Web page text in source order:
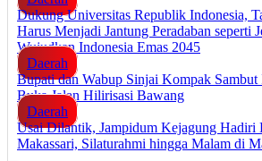
Dukung Universitas Republik Indonesia,
Harus Menjadi Jantung Peradaban seperti
Wujudkan Indonesia Emas 2045
Daerah
Bupati dan Wabup Sinjai Kompak
Buka Jalan Hilirisasi Bawang
Daerah
Usai Dilantik, Jampidum Kejagung Hadiri
Makassari, Silaturahmi hingga Malam di